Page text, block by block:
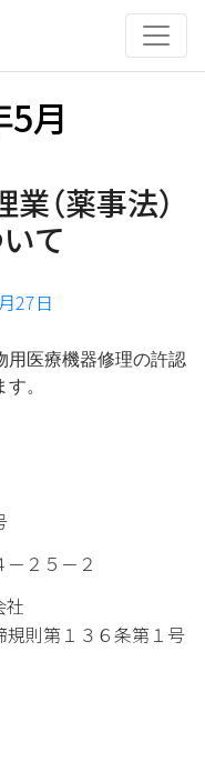
月
（薬事法）
て
27日
用医療機器修理の許認
す。
２５－２
社
規則第１３６条第１号